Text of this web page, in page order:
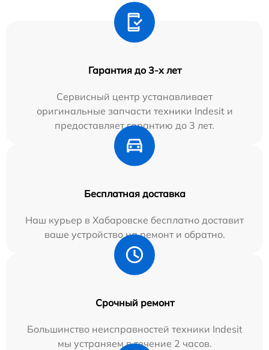
Гарантия до 3-х лет
Сервисный центр устанавливает
оригинальные запчасти техники Indesit и
предоставляет гарантию до 3 лет.
Бесплатная доставка
Наш курьер в Хабаровске бесплатно доставит
ваше устройство на ремонт и обратно.
Срочный ремонт
Большинство неисправностей техники Indesit
мы устраняем в течение 2 часов.